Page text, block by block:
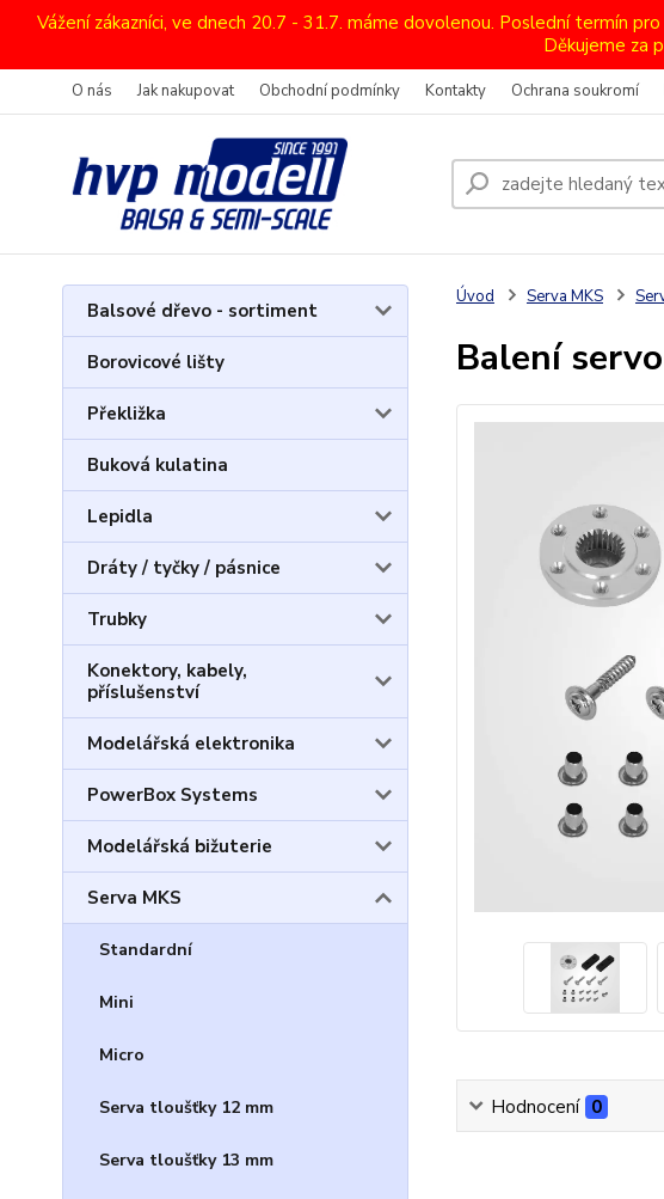
Vážení zákazníci, ve dnech 20.7 - 31.7. máme dovolenou. Poslední termín
Děkujeme za
O nás Jak nakupovat Obchodní podmínky Kontakty Ochrana soukromí
Balsové dřevo - sortiment
Borovicové lišty
Překližka
Buková kulatina
Lepidla
Dráty / tyčky / pásnice
Trubky
Konektory, kabely,
příslušenství
Modelářská elektronika
PowerBox Systems
Modelářská bižuterie
Serva MKS
Standardní
Mini
Micro
Serva tloušťky 12 mm
Serva tloušťky 13 mm
Úvod Serva MKS
Balení
Hodnocení 0